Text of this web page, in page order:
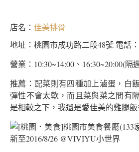
店名： 佳美排骨
地址：桃園市成功路二段48號 電話
營業：10:30~14:00、16:30~20:00(隔
推薦：配菜則有四種加上滷蛋，白
彈性不會太軟，而且菜與菜之間有
是相較之下，我還是愛佳美的雞腿飯